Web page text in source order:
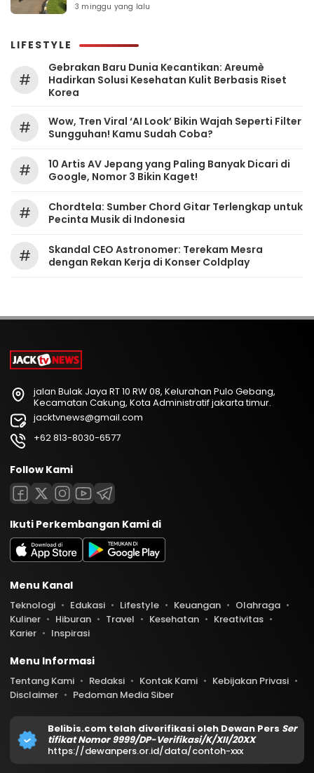
3 minggu yang lalu
LIFESTYLE
#
Gebrakan Baru Dunia Kecantikan: Areumè
Hadirkan Solusi Kesehatan Kulit Berbasis Riset
Korea
#
Wow, Tren Viral ‘AI Look’ Bikin Wajah Seperti Filter
Sungguhan! Kamu Sudah Coba?
#
10 Artis AV Jepang yang Paling Banyak Dicari di
Google, Nomor 3 Bikin Kaget!
#
Chordtela: Sumber Chord Gitar Terlengkap untuk
Pecinta Musik di Indonesia
#
Skandal CEO Astronomer: Terekam Mesra
dengan Rekan Kerja di Konser Coldplay
jalan Bulak Jaya RT 10 RW 08, Kelurahan Pulo Gebang,
Kecamatan Cakung, Kota Administratif jakarta timur.
jacktvnews@gmail.com
+62 813-8030-6577
Follow Kami
Ikuti Perkembangan Kami di
Menu Kanal
Teknologi Edukasi Lifestyle Keuangan
Olahraga
Kuliner
Hiburan Travel Kesehatan
Kreativitas
Karier
Inspirasi
Menu Informasi
Tentang Kami Redaksi Kontak Kami
Kebijakan Privasi
Disclaimer
Pedoman Media Siber
Belibis.com telah diverifikasi oleh Dewan Pers Ser
tifikat Nomor 9999/DP-Verifikasi/K/XII/20XX
https://dewanpers.or.id/data/contoh-xxx